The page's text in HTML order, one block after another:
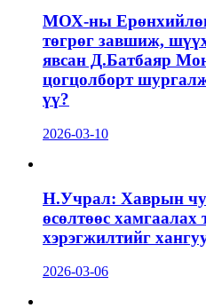
МОХ-ны
төгрөг завшиж,
явсан Д.Батбаяр
цогцолборт
үү?
2026-03-10
Н.Учрал: Хаврын
өсөлтөөс хамгаалах
хэрэгжилтийг
2026-03-06